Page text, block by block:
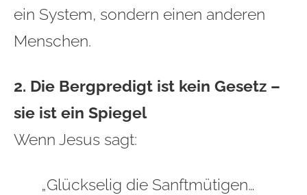
ein System, sondern einen anderen
Menschen.
2. Die Bergpredigt ist kein Gesetz –
sie ist ein Spiegel
Wenn Jesus sagt:
„Glückselig die Sanftmütigen…